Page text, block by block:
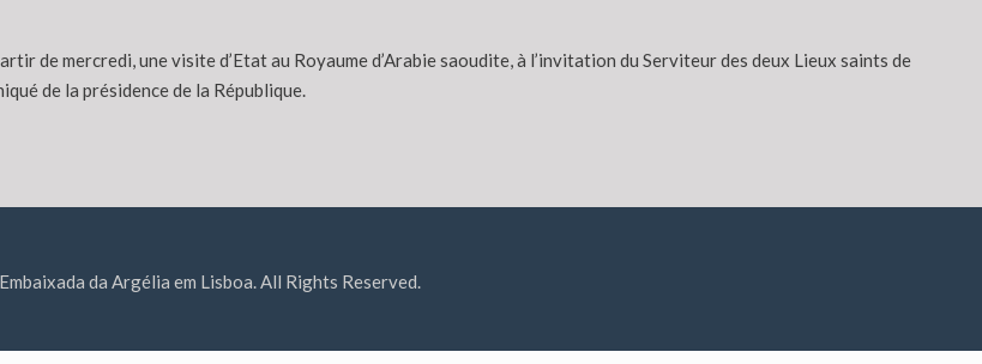
de mercredi, une visite d’Etat au Royaume d’Arabie saoudite, à l’invitation du Serviteur des deux Lieux saints de
de la présidence de la République.
da Argélia em Lisboa. All Rights Reserved.